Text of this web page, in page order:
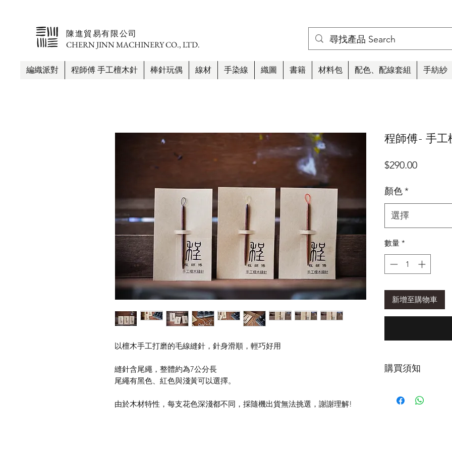
​陳進貿易有限公司
CHERN JINN MACHINERY CO., LTD.
編織派對 程師傅 手工檀木針 棒針玩偶 線材 手染線 織圖 書籍 材料包 配色、配線套組 手紡紗
以檀木手工打磨的毛線縫針，針身滑順，輕巧好用
縫針含尾繩，整體約為7公分長
尾繩有黑色、紅色與淺黃可以選擇。
由於木材特性，每支花色深淺都不同，採隨機出貨無法挑選，謝謝理解!
程師傅- 手工
$290.00價
顏色*
選擇
數量 *
新增至購物車
購買須知
到商品後請立即